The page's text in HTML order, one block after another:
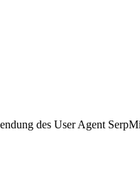
des User Agent